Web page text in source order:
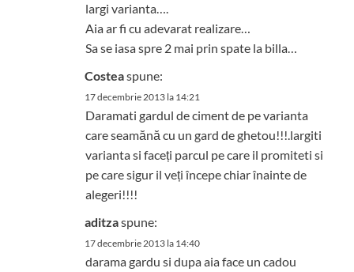
largi varianta….
Aia ar fi cu adevarat realizare…
Sa se iasa spre 2 mai prin spate la billa…
Costeaspune:
17 decembrie 2013 la 14:21
Daramati gardul de ciment de pe varianta
care seamănă cu un gard de ghetou!!!.largiti
varianta si faceți parcul pe care il promiteti si
pe care sigur il veți începe chiar înainte de
alegeri!!!!
aditzaspune:
17 decembrie 2013 la 14:40
darama gardu si dupa aia face un cadou